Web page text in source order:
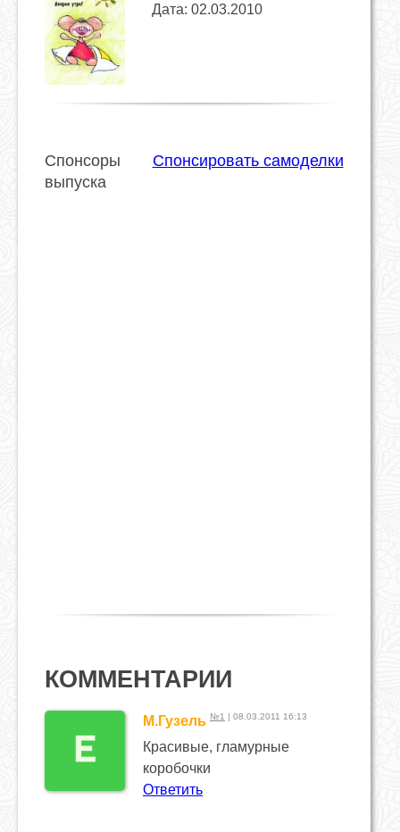
Дата: 02.03.2010
Спонсировать самоделки
Спонсоры
выпуска
КОММЕНТАРИИ
М.Гузель №1 | 08.03.2011 16:13
Красивые, гламурные
коробочки
Ответить